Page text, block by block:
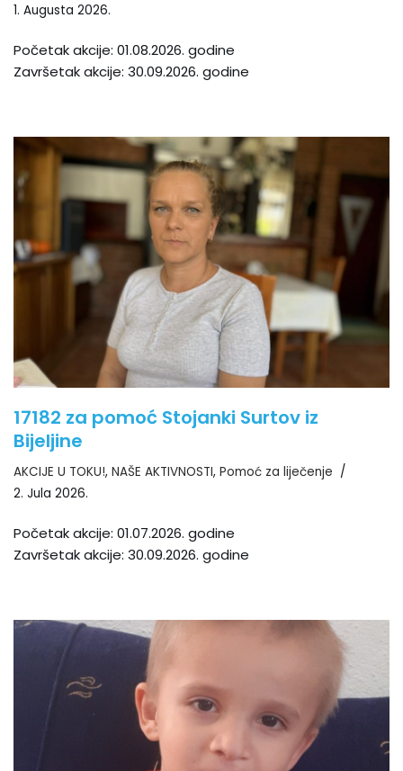
1. Augusta 2026.
Početak akcije: 01.08.2026. godine
Završetak akcije: 30.09.2026. godine
17182 za pomoć Stojanki Surtov iz
Bijeljine
AKCIJE U TOKU!, NAŠE AKTIVNOSTI, Pomoć za liječenje
2. Jula 2026.
Početak akcije: 01.07.2026. godine
Završetak akcije: 30.09.2026. godine